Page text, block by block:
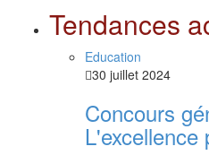
Tendances
Education
30 juillet 2024
Concours
L'excellence